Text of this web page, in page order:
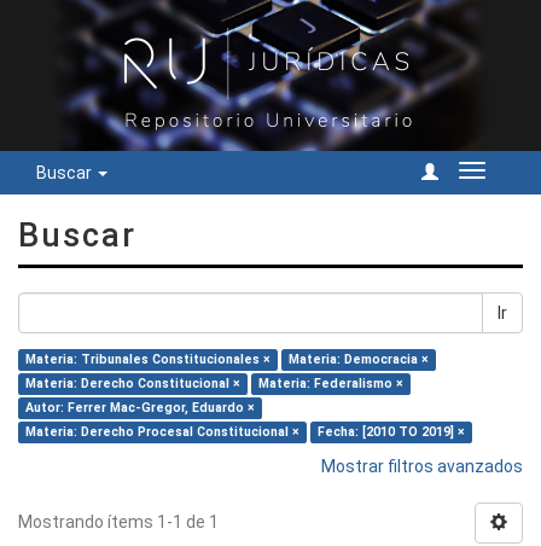
Buscar
Cambiar
Buscar
Ir
Materia: Tribunales Constitucionales ×
Materia: Democracia ×
Materia: Derecho Constitucional ×
Materia: Federalismo ×
Autor: Ferrer Mac-Gregor, Eduardo ×
Materia: Derecho Procesal Constitucional ×
Fecha: [2010 TO 2019] ×
Mostrar filtros avanzados
Mostrando ítems 1-1 de 1